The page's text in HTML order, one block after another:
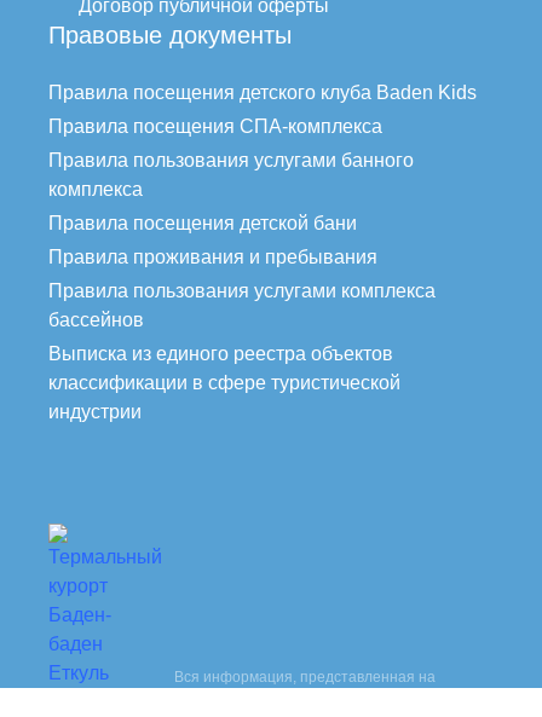
Договор публичной оферты
Правовые документы
Правила посещения детского клуба Baden Kids
Правила посещения СПА-комплекса
Правила пользования услугами банного
комплекса
Правила посещения детской бани
Правила проживания и пребывания
Правила пользования услугами комплекса
бассейнов
Выписка из единого реестра объектов
классификации в сфере туристической
индустрии
Вся информация, представленная на